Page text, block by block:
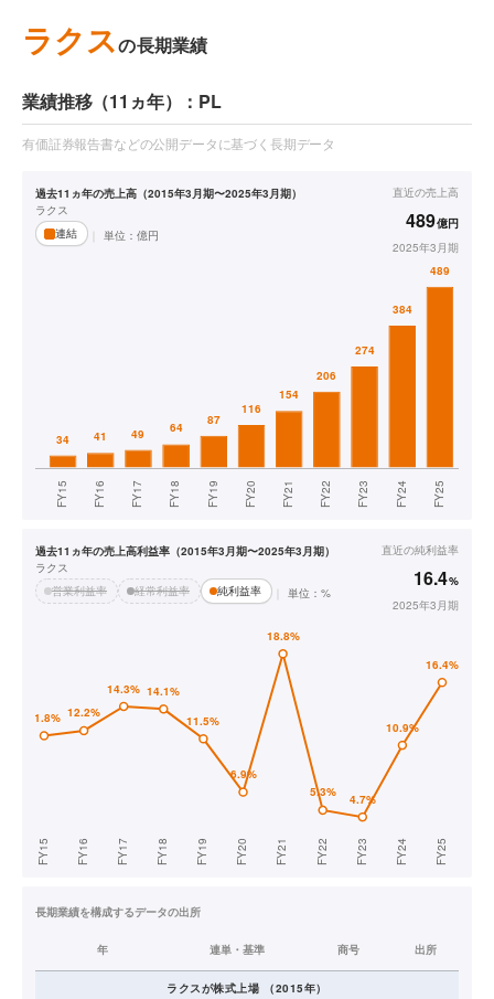
ラクスの長期業績
業績推移（11ヵ年）：PL
有価証券報告書などの公開データに基づく長期データ
過去11ヵ年の売上高（2015年3月期〜2025年3月期）
ラクス
連結
単位： 億円
直近の売上高
489億円
2025年3月期
過去11ヵ年の売上高利益率（2015年3月期〜2025年3月期）
ラクス
営業利益率
経常利益率 純利益率 単位：%
直近の純利益率
16.4%
2025年3月期
長期業績を構成するデータの出所
年 連単・基準 商号 出所
ラクスが株式上場 （2015年）